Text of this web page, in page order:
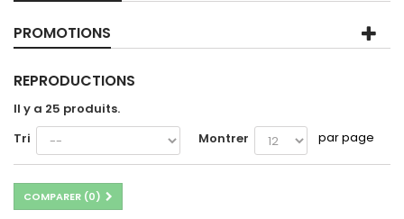
PROMOTIONS
REPRODUCTIONS
Il y a 25 produits.
Tri
Montrer par page
COMPARER (0)